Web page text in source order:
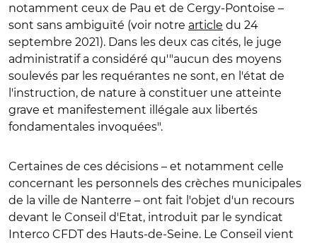
notamment ceux de Pau et de Cergy-Pontoise –
sont sans ambiguïté (voir notre article du 24
septembre 2021). Dans les deux cas cités, le juge
administratif a considéré qu'"aucun des moyens
soulevés par les requérantes ne sont, en l'état de
l'instruction, de nature à constituer une atteinte
grave et manifestement illégale aux libertés
fondamentales invoquées".
Certaines de ces décisions – et notamment celle
concernant les personnels des crèches municipales
de la ville de Nanterre – ont fait l'objet d'un recours
devant le Conseil d'Etat, introduit par le syndicat
Interco CFDT des Hauts-de-Seine. Le Conseil vient